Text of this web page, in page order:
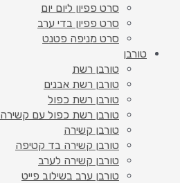
סרט פפיון ליום יום
סרט פפיון בדי ערב
סרט מניפה פטנט
טורבן
טורבן רשת
טורבן רשת אבנים
טורבן רשת כפול
טורבן רשת כפול עם קשירה
טורבן קשירה
טורבן קשירה בד קטיפה
טורבן קשירה לערב
טורבן ערב בשילוב פייט